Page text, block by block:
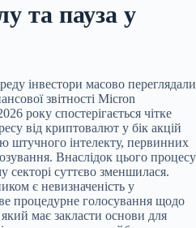
та пауза у
інвестори масово переглядали
звітності Micron
року спостерігається чітке
від криптовалют у бік акцій
штучного інтелекту, первинних
Внаслідок цього процесу
секторі суттєво зменшилася.
є невизначеність у
процедурне голосування щодо
має закласти основи для